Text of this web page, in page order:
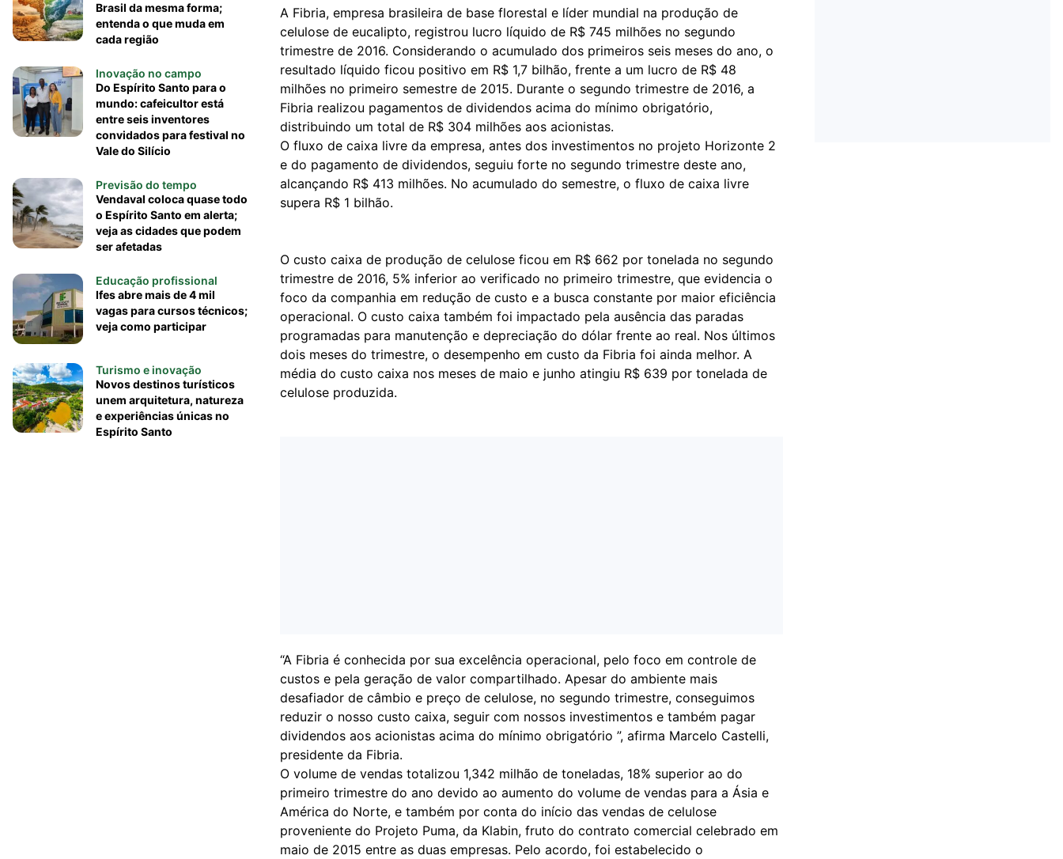
Brasil da mesma forma;
entenda o que muda em
cada região
Inovação no campo
Do Espírito Santo para o
mundo: cafeicultor está
entre seis inventores
convidados para festival no
Vale do Silício
Previsão do tempo
Vendaval coloca quase todo
o Espírito Santo em alerta;
veja as cidades que podem
ser afetadas
Educação profissional
Ifes abre mais de 4 mil
vagas para cursos técnicos;
veja como participar
Turismo e inovação
Novos destinos turísticos
unem arquitetura, natureza
e experiências únicas no
Espírito Santo
A Fibria, empresa brasileira de base florestal e líder mundial na produção de
celulose de eucalipto, registrou lucro líquido de R$ 745 milhões no segundo
trimestre de 2016. Considerando o acumulado dos primeiros seis meses do ano, o
resultado líquido ficou positivo em R$ 1,7 bilhão, frente a um lucro de R$ 48
milhões no primeiro semestre de 2015. Durante o segundo trimestre de 2016, a
Fibria realizou pagamentos de dividendos acima do mínimo obrigatório,
distribuindo um total de R$ 304 milhões aos acionistas.
O fluxo de caixa livre da empresa, antes dos investimentos no projeto Horizonte 2
e do pagamento de dividendos, seguiu forte no segundo trimestre deste ano,
alcançando R$ 413 milhões. No acumulado do semestre, o fluxo de caixa livre
supera R$ 1 bilhão.
O custo caixa de produção de celulose ficou em R$ 662 por tonelada no segundo
trimestre de 2016, 5% inferior ao verificado no primeiro trimestre, que evidencia o
foco da companhia em redução de custo e a busca constante por maior eficiência
operacional. O custo caixa também foi impactado pela ausência das paradas
programadas para manutenção e depreciação do dólar frente ao real. Nos últimos
dois meses do trimestre, o desempenho em custo da Fibria foi ainda melhor. A
média do custo caixa nos meses de maio e junho atingiu R$ 639 por tonelada de
celulose produzida.
“A Fibria é conhecida por sua excelência operacional, pelo foco em controle de
custos e pela geração de valor compartilhado. Apesar do ambiente mais
desafiador de câmbio e preço de celulose, no segundo trimestre, conseguimos
reduzir o nosso custo caixa, seguir com nossos investimentos e também pagar
dividendos aos acionistas acima do mínimo obrigatório ”, afirma Marcelo Castelli,
presidente da Fibria.
O volume de vendas totalizou 1,342 milhão de toneladas, 18% superior ao do
primeiro trimestre do ano devido ao aumento do volume de vendas para a Ásia e
América do Norte, e também por conta do início das vendas de celulose
proveniente do Projeto Puma, da Klabin, fruto do contrato comercial celebrado em
maio de 2015 entre as duas empresas. Pelo acordo, foi estabelecido o